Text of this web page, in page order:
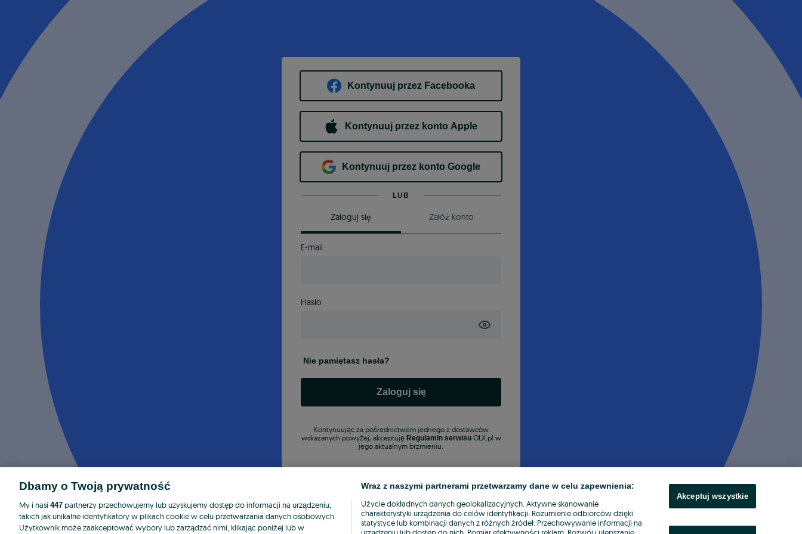
Kontynuuj przez Facebooka
Kontynuuj przez konto Apple
Kontynuuj przez konto Google
LUB
Zaloguj się Załóż konto
E-mail
Hasło
Nie pamiętasz hasła?
Zaloguj się
Kontynuując za pośrednictwem jednego z dostawców
wskazanych powyżej, akceptuję Regulamin serwisuOLX.pl w
jego aktualnym brzmieniu.
Dbamy o Twoją prywatność
My i nasi 447 partnerzy przechowujemy lub uzyskujemy dostęp do informacji na urządzeniu,
takich jak unikalne identyfikatory w plikach cookie w celu przetwarzania danych osobowych.
Użytkownik może zaakceptować wybory lub zarządzać nimi, klikając poniżej lub w
Wraz z naszymi partnerami przetwarzamy dane w celu zapewnienia:
Użycie dokładnych danych geolokalizacyjnych. Aktywne skanowanie
charakterystyki urządzenia do celów identyfikacji. Rozumienie odbiorców dzięki
statystyce lub kombinacji danych z różnych źródeł. Przechowywanie informacji na
Akceptuj wszystkie